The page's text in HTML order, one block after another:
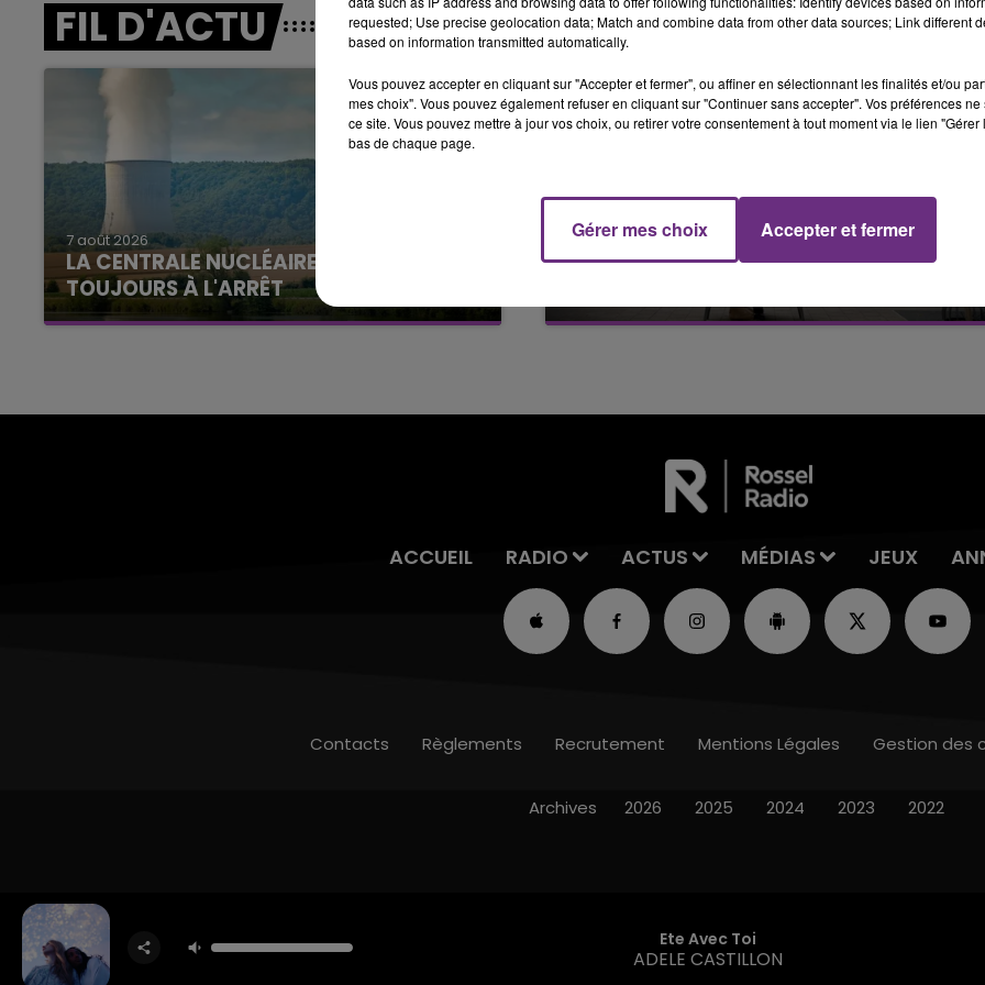
16h00 - 20h00
LE WEEK-END CHAMPAGNE FM
7h00 - 11h00
BEST OF
FIL D'ACTU
7 août 2026
LA CENTRALE NUCLÉAIRE DE CHOOZ
TOUJOURS À L'ARRÊT
Cela fait déjà une semaine que la centrale
7 août 2026
LE MAGASIN JOUÉCLUB DE REIMS FERME
C'était l'une des institutions du centre-ville
11h00 - 16h00
Le week-end Champagne FM
16h00 - 20h00
Le Week-end Champagne FM
ACCUEIL RADIO ACTUS MÉDIAS JEUX
Ete Avec Toi
ADELE CASTILLON
Contacts Règlements Recrutement Mentions Légales Gestion des
Archives 2026 2025 2024 2023 2022
requested; Use precise geolocation data; Match and combine data from other data sources; Link different
based on information transmitted automatically.
Vous pouvez accepter en cliquant sur "Accepter et fermer", ou affiner en sélectionnant les finalités et/ou
mes choix". Vous pouvez également refuser en cliquant sur "Continuer sans accepter". Vos préférences
ce site. Vous pouvez mettre à jour vos choix, ou retirer votre consentement à tout moment via le lien
bas de chaque page.
Gérer mes choix Accepter et fermer